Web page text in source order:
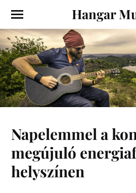
Hangar
Napelemmel a
megújuló
helyszínen